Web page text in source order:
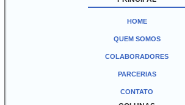
HOME
QUEM SOMOS
COLABORADORES
PARCERIAS
CONTATO